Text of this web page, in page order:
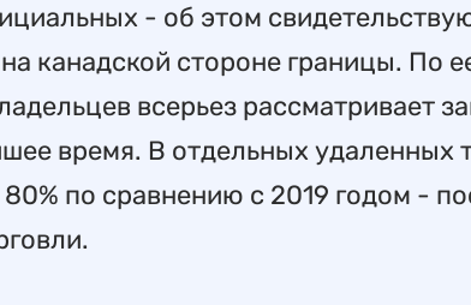
- об этом
канадской стороне границы. По
всерьез рассматривает
время. В отдельных удаленных
80% по сравнению с 2019 годом -